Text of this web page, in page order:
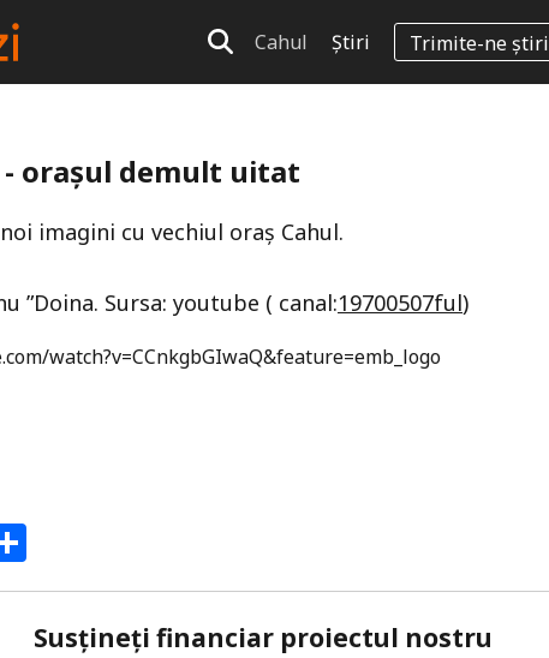
Cahul Știri Trimite-ne știri
- orașul demult uitat
imagini cu vechiul oraș Cahul.
”Doina. Sursa: youtube ( canal:19700507ful)
watch?v=CCnkgbGIwaQ&feature=emb_logo
Susțineți financiar proiectul nostru